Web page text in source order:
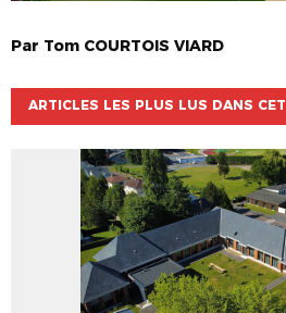
Par Tom COURTOIS VIARD
ARTICLES LES PLUS LUS DANS